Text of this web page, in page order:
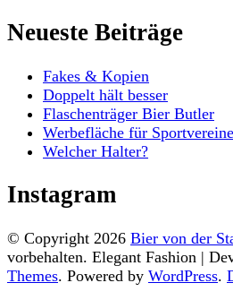
Neueste Beiträge
Fakes & Kopien
Doppelt hält besser
Flaschenträger Bier Butler
Werbefläche für Sportvereine
Welcher Halter?
Instagram
© Copyright 2026 Bier von der
vorbehalten. Elegant Fashion |
Themes. Powered by WordPress.